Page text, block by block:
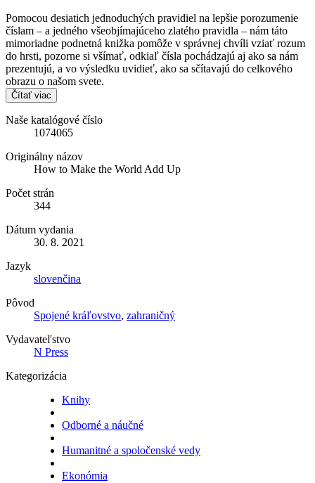
Pomocou desiatich jednoduchých pravidiel na lepšie porozumenie
číslam – a jedného všeobjímajúceho zlatého pravidla – nám táto
mimoriadne podnetná knižka pomôže v správnej chvíli vziať rozum
do hrsti, pozorne si všímať, odkiaľ čísla pochádzajú aj ako sa nám
prezentujú, a vo výsledku uvidieť, ako sa sčítavajú do celkového
obrazu o našom svete.
Čítať viac
Naše katalógové číslo
1074065
Originálny názov
How to Make the World Add Up
Počet strán
344
Dátum vydania
30. 8. 2021
Jazyk
slovenčina
Pôvod
Spojené kráľovstvo, zahraničný
Vydavateľstvo
N Press
Kategorizácia
Knihy
Odborné a náučné
Humanitné a spoločenské vedy
Ekonómia